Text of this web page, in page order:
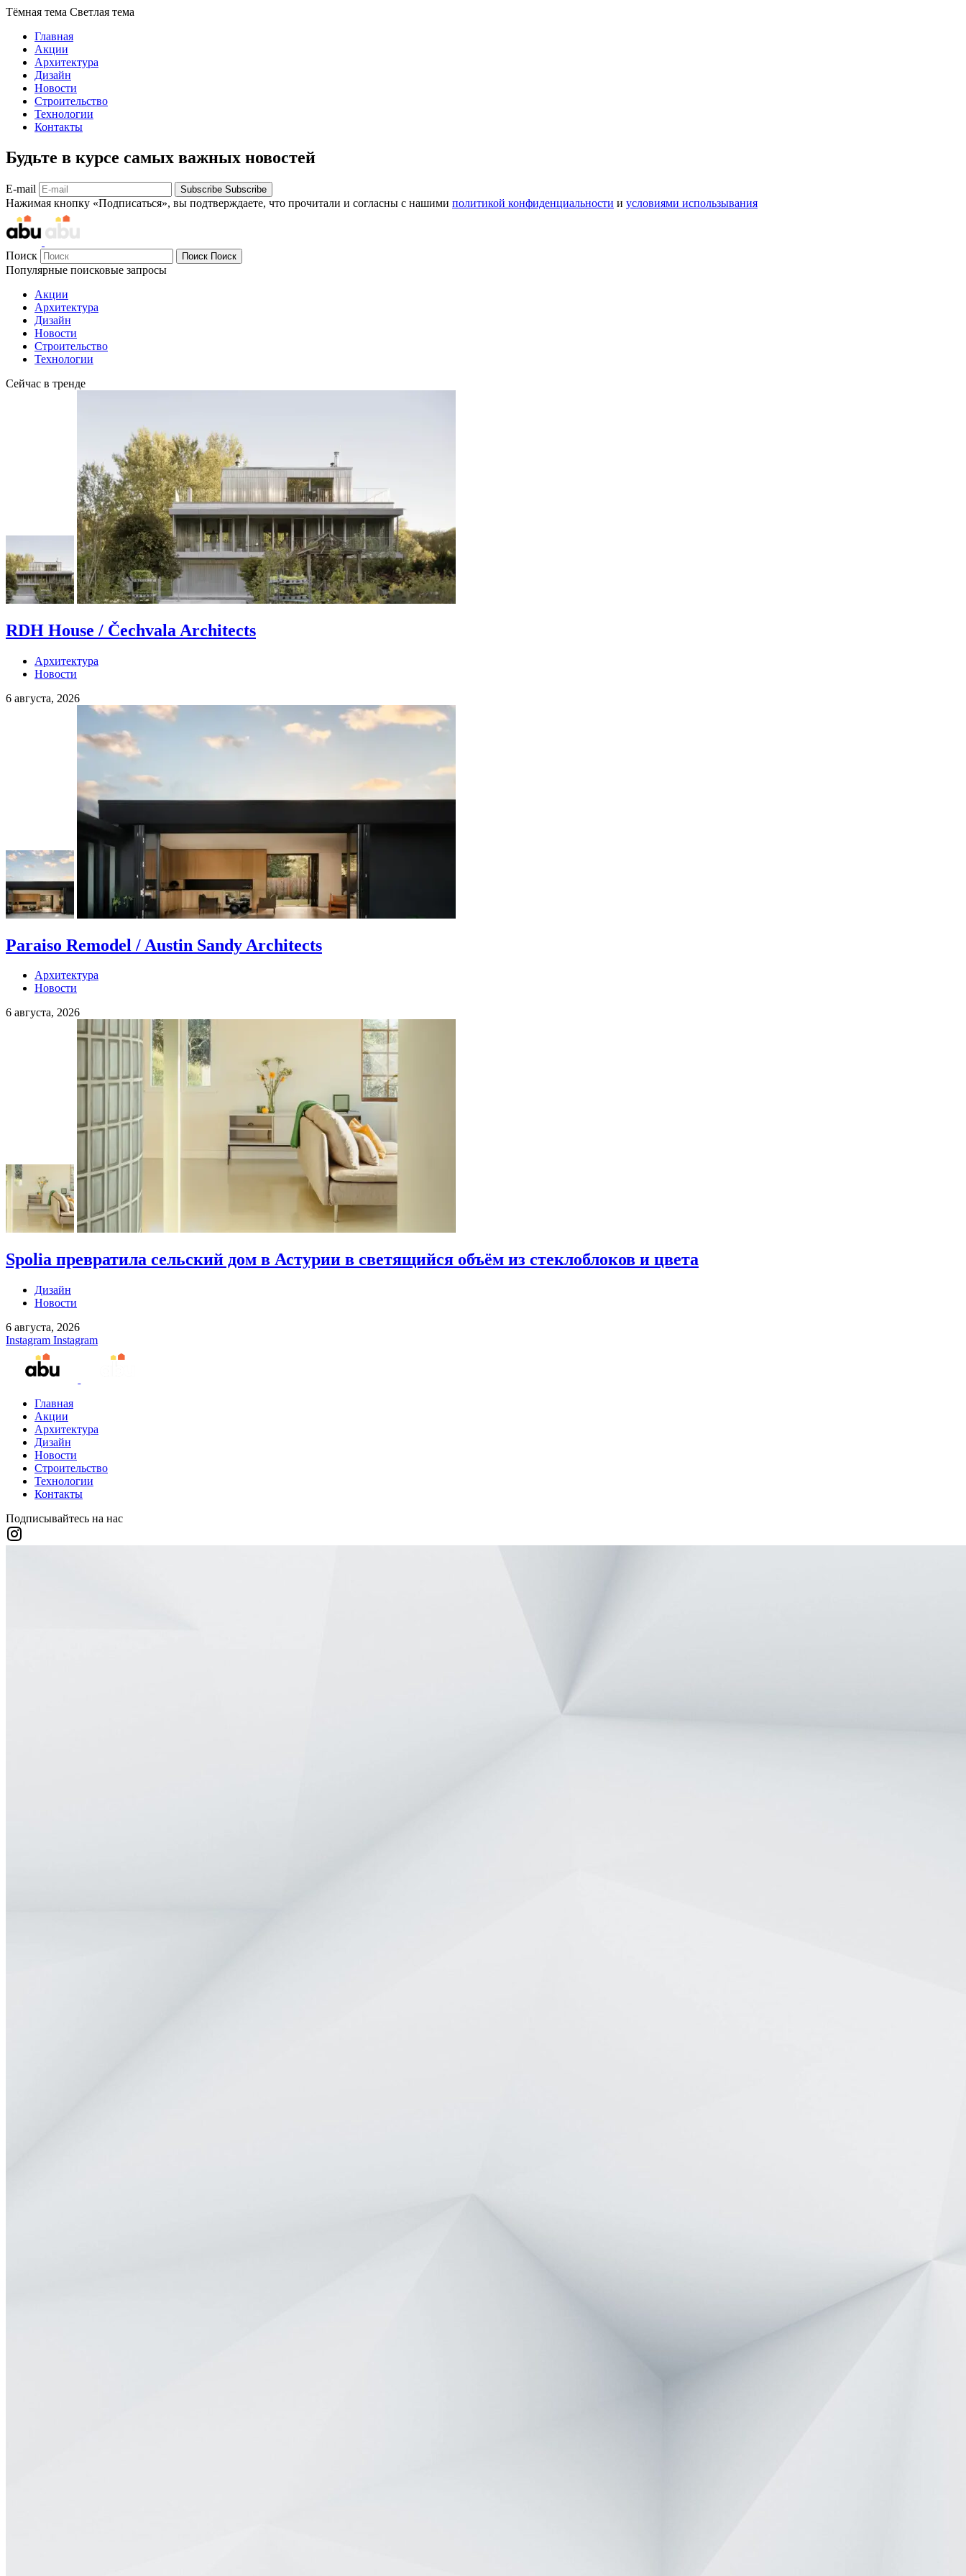
Тёмная тема Светлая тема
Главная
Акции
Архитектура
Дизайн
Новости
Строительство
Технологии
Контакты
Будьте в курсе самых важных новостей
E-mail Subscribe Subscribe
Нажимая кнопку «Подписаться», вы подтверждаете, что прочитали и согласны с нашими политикой конфиденциальности и условиями использывания
Поиск Поиск Поиск
Популярные поисковые запросы
Акции
Архитектура
Дизайн
Новости
Строительство
Технологии
Сейчас в тренде
RDH House / Čechvala Architects
Архитектура
Новости
6 августа, 2026
Paraiso Remodel / Austin Sandy Architects
Архитектура
Новости
6 августа, 2026
Spolia превратила сельский дом в Астурии в светящийся объём из стеклоблоков и цвета
Дизайн
Новости
6 августа, 2026
Instagram Instagram
Главная
Акции
Архитектура
Дизайн
Новости
Строительство
Технологии
Контакты
Подписывайтесь на нас